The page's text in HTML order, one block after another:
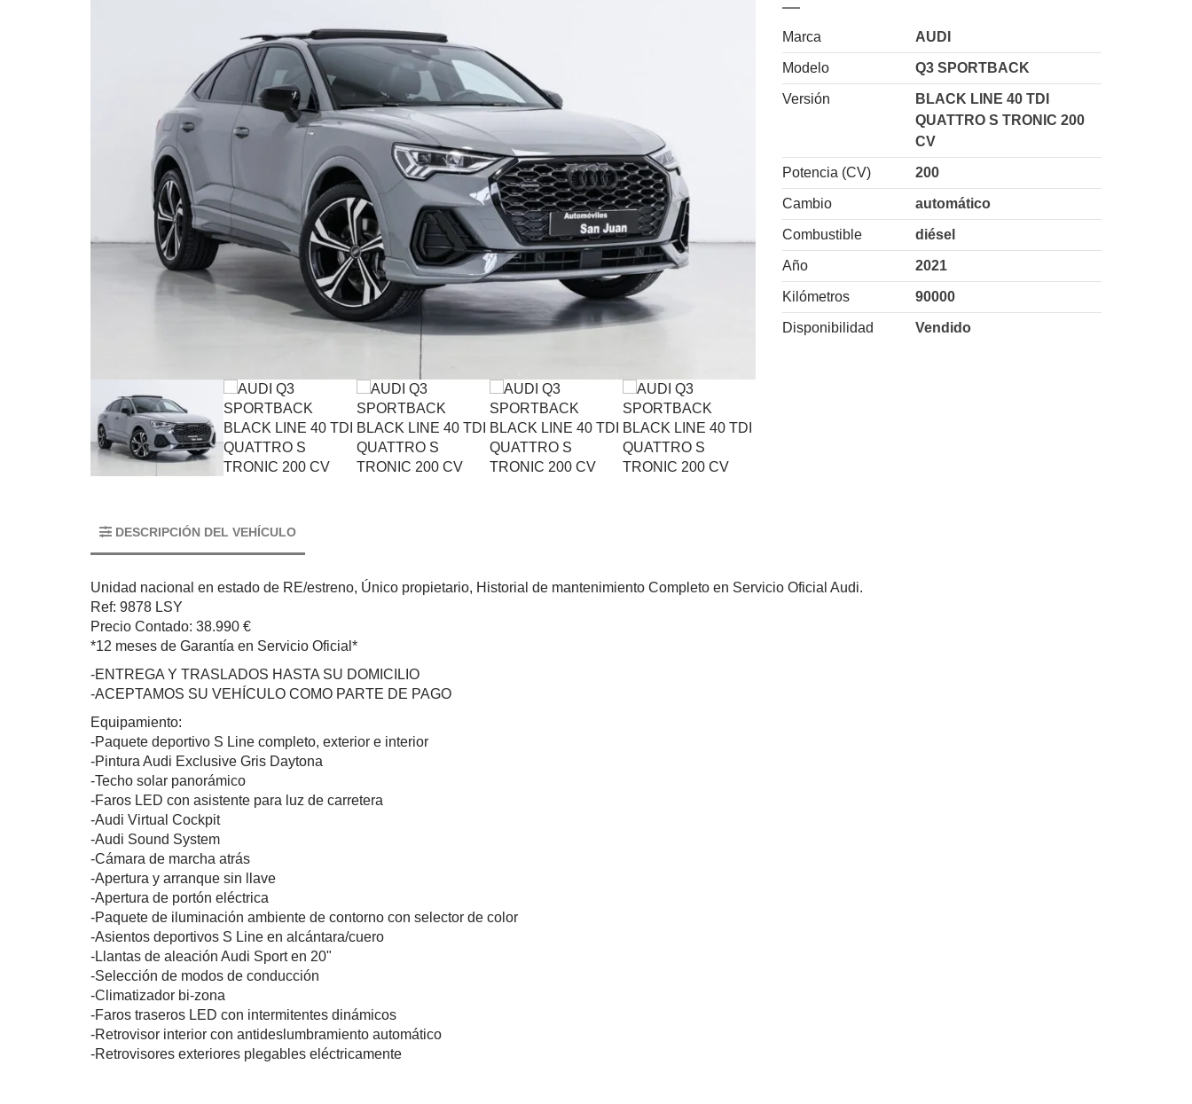
Marca AUDI
Modelo Q3 SPORTBACK
Versión
BLACK LINE 40 TDI
QUATTRO S TRONIC 200
CV
Potencia (CV) 200
Cambio automático
Combustible diésel
Año 2021
Kilómetros 90000
Disponibilidad Vendido
DESCRIPCIÓN DEL VEHÍCULO
Unidad nacional en estado de RE/estreno, Único propietario, Historial de mantenimiento Completo en Servicio Oficial Audi.
Ref: 9878 LSY
Precio Contado: 38.990 €
*12 meses de Garantía en Servicio Oficial*
-ENTREGA Y TRASLADOS HASTA SU DOMICILIO
-ACEPTAMOS SU VEHÍCULO COMO PARTE DE PAGO
Equipamiento:
-Paquete deportivo S Line completo, exterior e interior
-Pintura Audi Exclusive Gris Daytona
-Techo solar panorámico
-Faros LED con asistente para luz de carretera
-Audi Virtual Cockpit
-Audi Sound System
-Cámara de marcha atrás
-Apertura y arranque sin llave
-Apertura de portón eléctrica
-Paquete de iluminación ambiente de contorno con selector de color
-Asientos deportivos S Line en alcántara/cuero
-Llantas de aleación Audi Sport en 20"
-Selección de modos de conducción
-Climatizador bi-zona
-Faros traseros LED con intermitentes dinámicos
-Retrovisor interior con antideslumbramiento automático
-Retrovisores exteriores plegables eléctricamente